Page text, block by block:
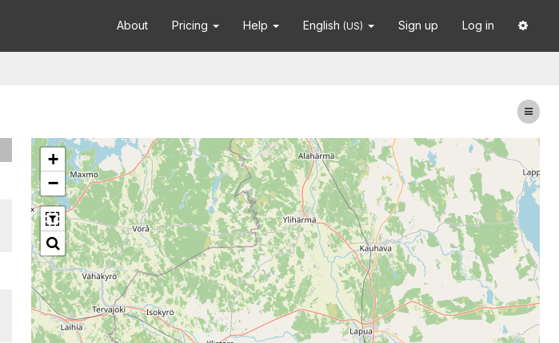
About Pricing Help English (US) Sign up Log in
+
−